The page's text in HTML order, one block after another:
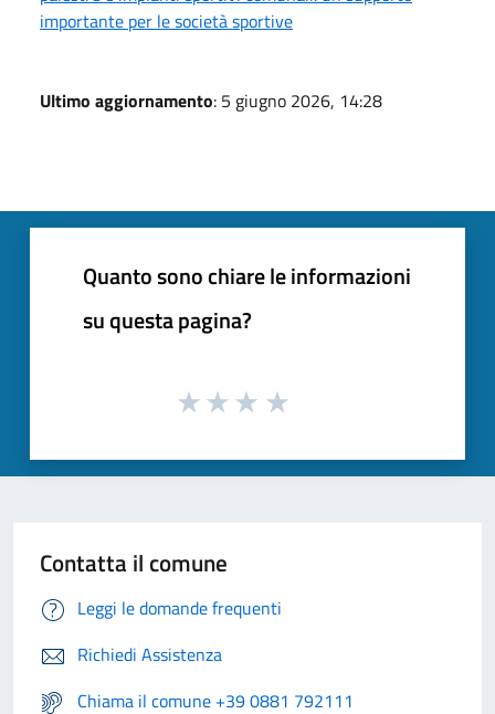
importante per le società sportive
Ultimo aggiornamento: 5 giugno 2026, 14:28
Quanto sono chiare le informazioni
su questa pagina?
Contatta il comune
Leggi le domande frequenti
Richiedi Assistenza
Chiama il comune +39 0881 792111